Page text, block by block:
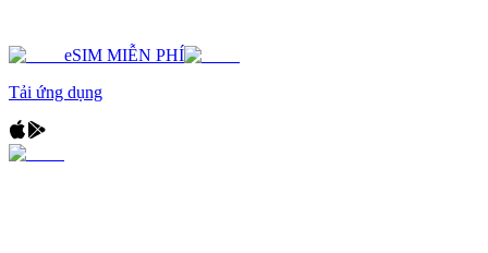
eSIM MIỄN PHÍ
Tải ứng dụng